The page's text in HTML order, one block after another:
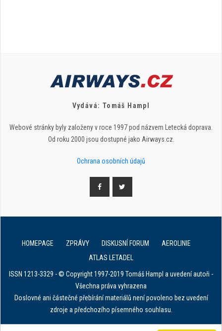
Vydává: Tomáš Hampl
Webové stránky byly založeny v roce 1997 pod názvem Letecká doprava.
Od roku 2000 jsou dostupné jako Airways.cz.
Ochrana osobních údajů
HOMEPAGE ZPRÁVY DISKUSNÍ FORUM
AEROLINIE
ATLAS LETADEL
ISSN 1213-3329 - © Copyright 1997-2019 Tomáš Hampl a uvedení autoři -
Všechna práva vyhrazena
Doslovné ani částečné přebírání materiálů není povoleno bez uvedení
zdroje a předchozího písemného souhlasu.